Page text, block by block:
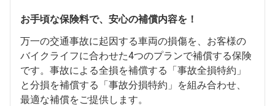
お手頃な保険料で、安心の補償内容を！
万一の交通事故に起因する車両の損傷を、お客様の
バイクライフに合わせた4つのプランで補償する保険
です。事故による全損を補償する「事故全損特約」
と分損を補償する「事故分損特約」を組み合わせ、
最適な補償をご提供します。